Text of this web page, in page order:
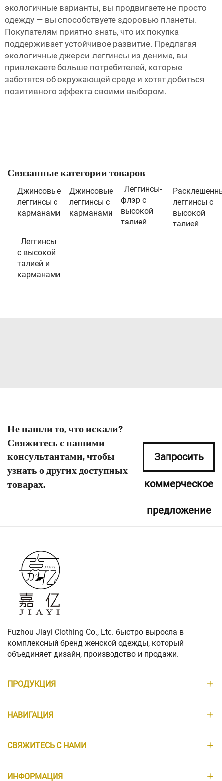
экологичные варианты, вы продвигаете не просто
одежду — вы способствуете здоровью планеты.
Покупателям приятно знать, что их покупка
поддерживает устойчивое развитие. Предлагая
экологичные джерси-леггинсы из денима, вы
привлекаете больше потребителей, которые
заботятся об окружающей среде и хотят добиться
позитивного эффекта своими выбором.
Связанные категории товаров
Джинсовые
леггинсы с
карманами
Джинсовые
леггинсы с
карманами
Леггинсы-
флэр с
высокой
талией
леггинсы с
высокой
талией
Леггинсы
с высокой
талией и
карманами
Не нашли то, что искали?
Свяжитесь с нашими
консультантами, чтобы
узнать о других доступных
товарах.
Запросить
коммерческое
предложение
Fuzhou Jiayi Clothing Co., Ltd. быстро выросла в
комплексный бренд женской одежды, который
объединяет дизайн, производство и продажи.
ПРОДУКЦИЯ
НАВИГАЦИЯ
СВЯЖИТЕСЬ С НАМИ
ИНФОРМАЦИЯ